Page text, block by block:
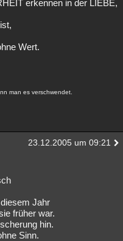
erkennen in der LIEBE,
Wert.
man es verschwendet.
23.12.2005 um 09:21
Jahr
früher war.
hin.
Sinn.